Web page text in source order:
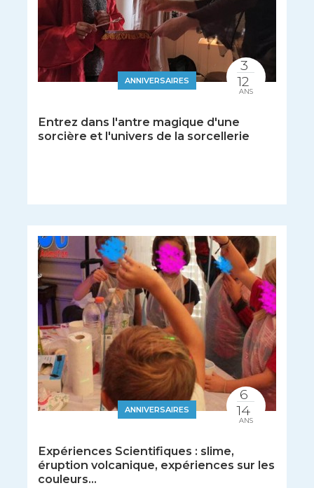
ANNIVERSAIRES
Entrez dans l'antre magique d'une
sorcière et l'univers de la sorcellerie
3
12
ANS
ANNIVERSAIRES
Expériences Scientifiques : slime,
éruption volcanique, expériences sur les
couleurs...
6
14
ANS